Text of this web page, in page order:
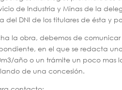
de Industria y Minas de la
del DNI de los titulares de ésta y
la obra, debemos de
en el que se redacta
año o un trámite un poco
de una concesión.